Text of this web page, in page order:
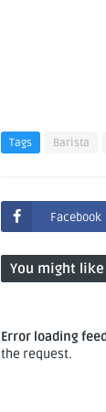
Tags Barista
Facebook
You might like
Error loading
the request.